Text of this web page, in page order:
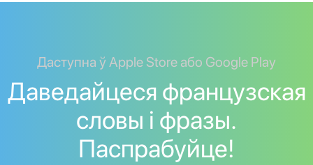
Даступна ў Apple Store або Google Play
Даведайцеся французская
словы і фразы.
Паспрабуйце!